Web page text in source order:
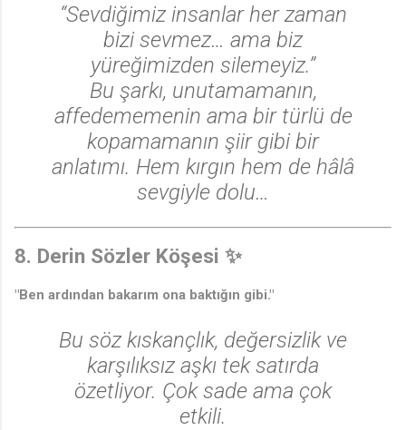
“Sevdiğimiz insanlar her zaman
bizi sevmez… ama biz
yüreğimizden silemeyiz.”
Bu şarkı, unutamamanın,
affedememenin ama bir türlü de
kopamamanın şiir gibi bir
anlatımı. Hem kırgın hem de hâlâ
sevgiyle dolu…
8. Derin Sözler Köşesi ✨
"Ben ardından bakarım ona baktığın gibi."
Bu söz kıskançlık, değersizlik ve
karşılıksız aşkı tek satırda
özetliyor. Çok sade ama çok
etkili.